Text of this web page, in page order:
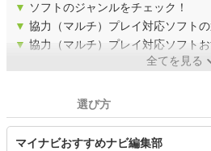
▼ ソフトのジャンルをチェック！
▼ 協力（マルチ）プレイ対応ソフト
▼ 協力（マルチ）プレイ対応ソフト
全てを見る
選び方
マイナビおすすめナビ編集部